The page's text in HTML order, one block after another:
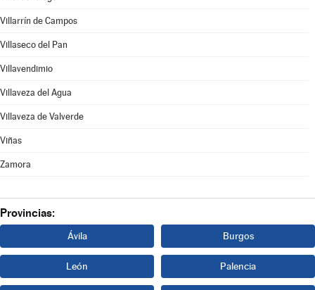
Villarrín de Campos
Villaseco del Pan
Villavendimio
Villaveza del Agua
Villaveza de Valverde
Viñas
Zamora
Provincias:
Ávila Burgos
León Palencia